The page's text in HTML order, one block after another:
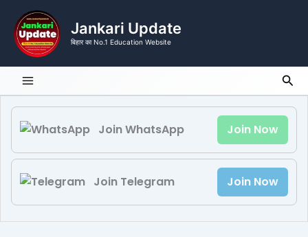
content
Jankari Update
बिहार का No.1 Education Website
Join WhatsApp Join Now
Join Telegram Join Now